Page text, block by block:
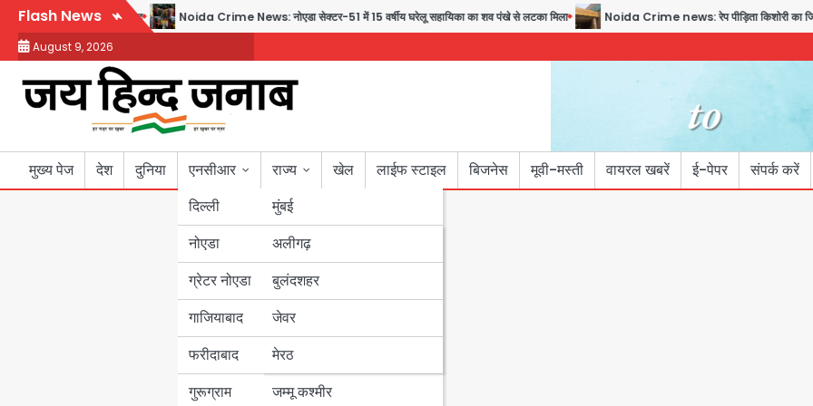
Skip
content
Flash News
गए गाने, जानें पूरा विवाद Noida Crime News: नोएडा सेक्टर-51 में 15 वर्षीय घरेलू सहायिका का शव पंखे से लटका मिला Noida Crime news: रेप पीड़िता किशोरी का जिला
August 9, 2026
मुख्य पेज देश दुनिया
एनसीआर
दिल्ली
नोएडा
ग्रेटर नोएडा
गाजियाबाद
फरीदाबाद
गुरूग्राम
राज्य
मुंबई
उत्तर प्रदेश
अलीगढ़
बुलंदशहर
जेवर
मेरठ
बिहार
पंजाब
हरियाणा
जम्मू कश्मीर
खेल लाईफ स्टाइल बिजनेस मूवी-मस्ती वायरल खबरें ई-पेपर संपर्क करें